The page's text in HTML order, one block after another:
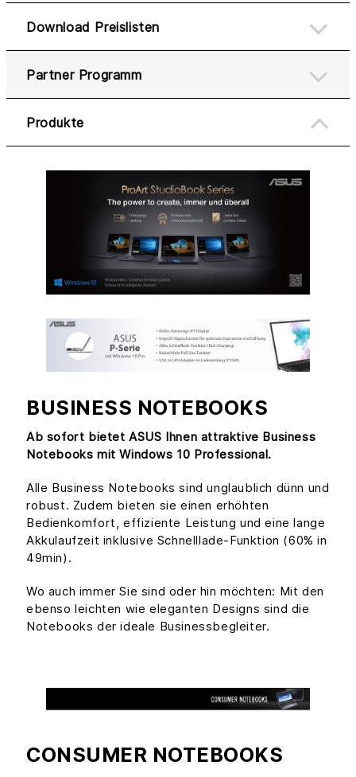
Download Preislisten
Partner Programm
Produkte
BUSINESS NOTEBOOKS
Ab sofort bietet ASUS Ihnen attraktive Business
Notebooks mit Windows 10 Professional.
Alle Business Notebooks sind unglaublich dünn und
robust. Zudem bieten sie einen erhöhten
Bedienkomfort, effiziente Leistung und eine lange
Akkulaufzeit inklusive Schnelllade-Funktion (60% in
49min).
Wo auch immer Sie sind oder hin möchten: Mit den
ebenso leichten wie eleganten Designs sind die
Notebooks der ideale Businessbegleiter.
CONSUMER NOTEBOOKS